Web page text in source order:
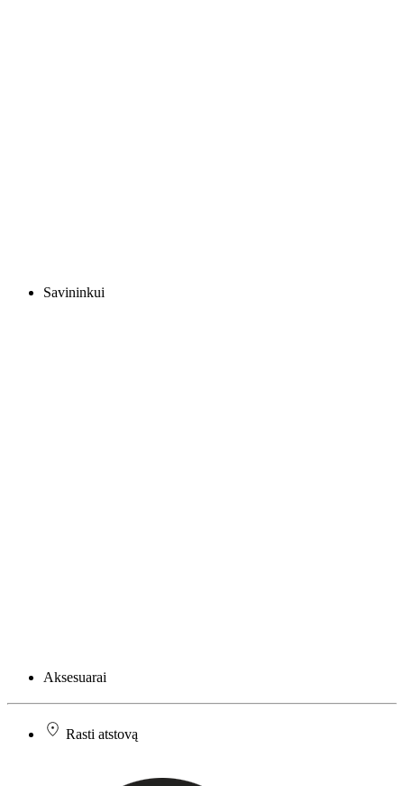
Savininkui
Aksesuarai
Rasti atstovą